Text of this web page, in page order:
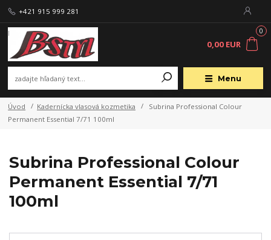
Menu
+421 915 999 281
0
0,00 EUR
Úvod Kadernícka vlasová kozmetika
Subrina Professional Colour
Permanent Essential 7/71 100ml
Subrina Professional Colour
Permanent Essential 7/71
100ml